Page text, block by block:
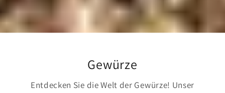
Gewürze
Entdecken Sie die Welt der Gewürze! Unser